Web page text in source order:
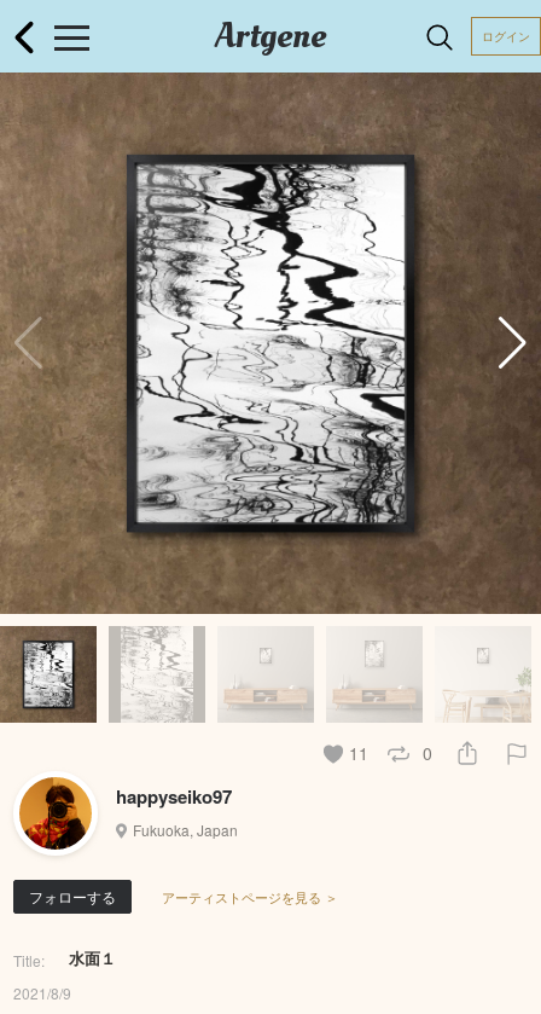
Artgene ログイン
11 0
happyseiko97
Fukuoka, Japan
フォローする アーティストページを見る ＞
Title: 水面１
2021/8/9